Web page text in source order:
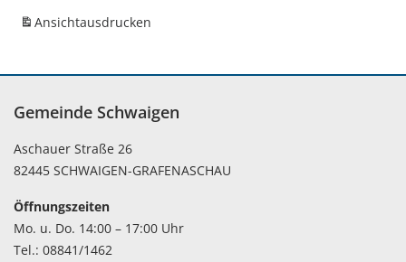
Ansichtausdrucken
Gemeinde Schwaigen
Aschauer Straße 26
82445 SCHWAIGEN-GRAFENASCHAU
Öffnungszeiten
Mo. u. Do. 14:00 – 17:00 Uhr
Tel.: 08841/1462